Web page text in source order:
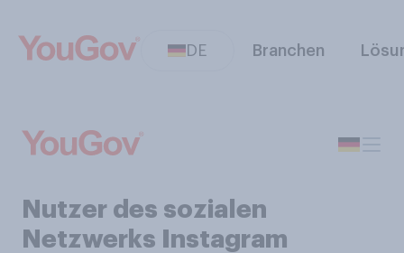
DE Branchen
Nutzer des sozialen
Netzwerks Instagram